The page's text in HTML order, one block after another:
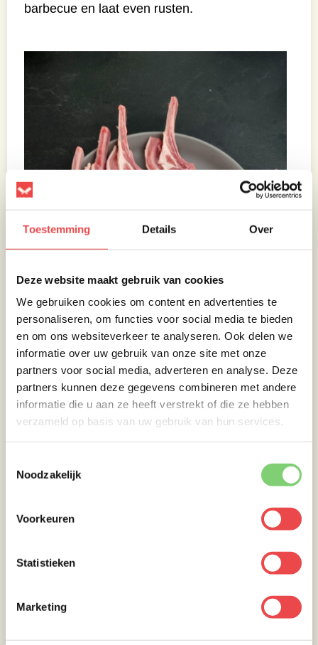
Toestemming Details Over
Deze website maakt gebruik van cookies
We gebruiken cookies om content en advertenties te
personaliseren, om functies voor social media te bieden
en om ons websiteverkeer te analyseren. Ook delen we
informatie over uw gebruik van onze site met onze
partners voor social media, adverteren en analyse. Deze
partners kunnen deze gegevens combineren met andere
informatie die u aan ze heeft verstrekt of die ze hebben
verzameld op basis van uw gebruik van hun services.
Noodzakelijk
Voorkeuren
Statistieken
Marketing
barbecue en laat even rusten.